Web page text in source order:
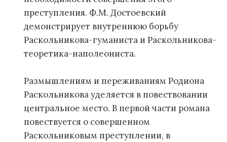
преступления. Ф.М. Достоевский
демонстрирует внутреннюю борьбу
Раскольникова-гуманиста и Раскольникова-
теоретика-наполеониста.
Размышлениям и переживаниям Родиона
Раскольникова уделяется в повествовании
центральное место. В первой части романа
повествуется о совершенном
Раскольниковым преступлении, в